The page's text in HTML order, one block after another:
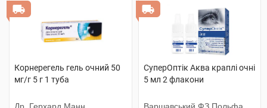
Корнерегель гель очний 50
мг/г 5 г 1 туба
СуперОптік Аква краплі очні
5 мл 2 флакони